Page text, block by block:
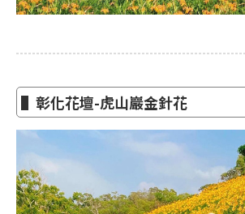
▌彰化花壇-虎山巖金針花